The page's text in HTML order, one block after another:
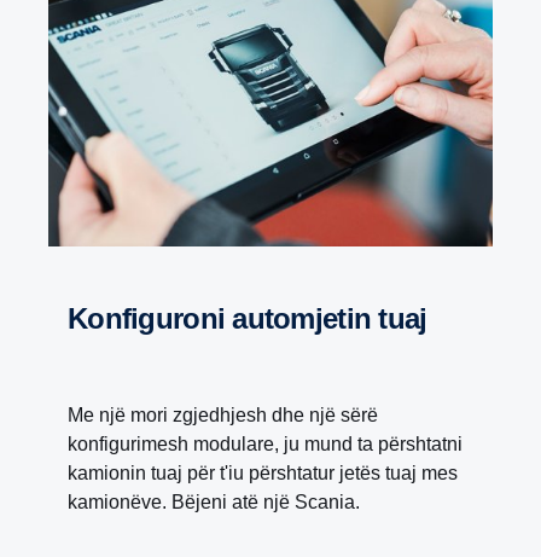
Konfiguroni automjetin tuaj
Me një mori zgjedhjesh dhe një sërë
konfigurimesh modulare, ju mund ta përshtatni
kamionin tuaj për t'iu përshtatur jetës tuaj mes
kamionëve. Bëjeni atë një Scania.